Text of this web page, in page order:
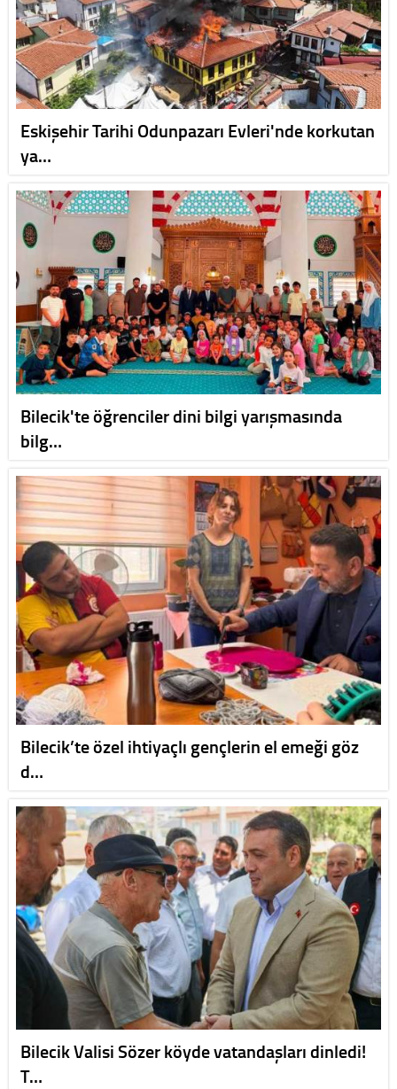
Eskişehir Tarihi Odunpazarı Evleri'nde korkutan
ya…
Bilecik'te öğrenciler dini bilgi yarışmasında
bilg…
Bilecik’te özel ihtiyaçlı gençlerin el emeği göz
d…
Bilecik Valisi Sözer köyde vatandaşları dinledi!
T…